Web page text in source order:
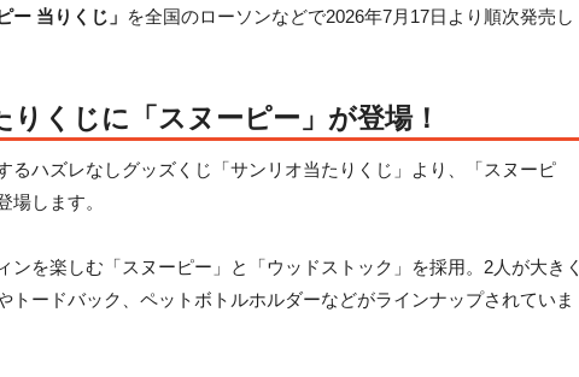
ー 当りくじ」 を全国のローソンなどで2026年7月17日より順次発売し
くじに「スヌーピー」が登場！
るハズレなしグッズくじ「サンリオ当たりくじ」より、「スヌーピ
場します。
ンを楽しむ「スヌーピー」と「ウッドストック」を採用。2人が大きく
トードバック、ペットボトルホルダーなどがラインナップされていま